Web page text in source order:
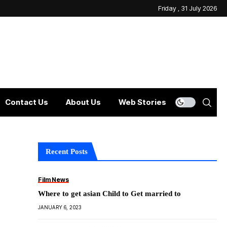
Friday , 31 July 2026
Contact Us About Us Web Stories
Recent Posts
Film News
Where to get asian Child to Get married to
JANUARY 6, 2023